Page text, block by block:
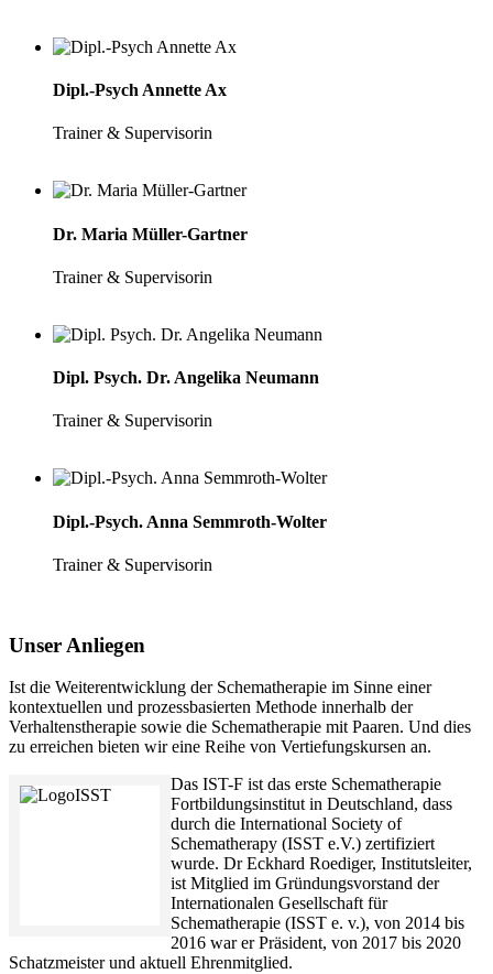
Dipl.-Psych Annette Ax
Trainer & Supervisorin
Dr. Maria Müller-Gartner
Trainer & Supervisorin
Dipl. Psych. Dr. Angelika Neumann
Trainer & Supervisorin
Dipl.-Psych. Anna Semmroth-Wolter
Trainer & Supervisorin
Unser Anliegen
Ist die Weiterentwicklung der Schematherapie im Sinne einer
kontextuellen und prozessbasierten Methode innerhalb der
Verhaltenstherapie sowie die Schematherapie mit Paaren. Und dies
zu erreichen bieten wir eine Reihe von Vertiefungskursen an.
Das IST-F ist das erste Schematherapie
Fortbildungsinstitut in Deutschland, dass
durch die International Society of
Schematherapy (ISST e.V.) zertifiziert
wurde. Dr Eckhard Roediger, Institutsleiter,
ist Mitglied im Gründungsvorstand der
Internationalen Gesellschaft für
Schematherapie (ISST e. v.), von 2014 bis
2016 war er Präsident, von 2017 bis 2020
Schatzmeister und aktuell Ehrenmitglied.